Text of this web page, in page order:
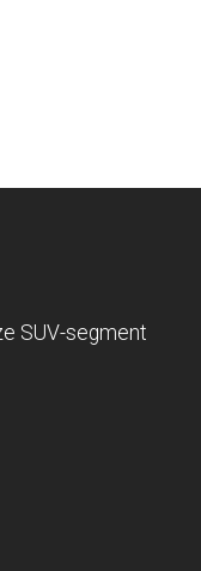
SUV-segment